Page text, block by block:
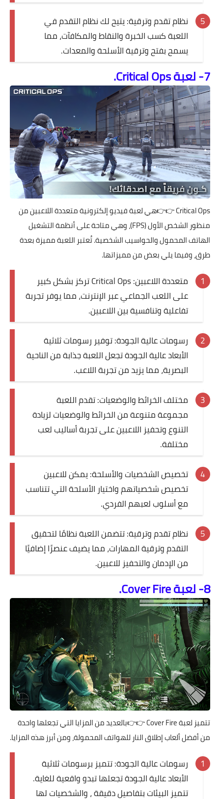
نظام تقدم وترقية: يتيح لك نظام التقدم في
اللعبة كسب الخبرة والنقاط والمكافآت، مما
يسمح بفتح وترقية الأسلحة والمعدات.
7- لعبة Critical Ops.
Critical Ops👉👉هي لعبة فيديو إلكترونية متعددة اللاعبين من
منظور الشخص الأول (FPS)، وهي متاحة على أنظمة التشغيل
الهاتف المحمول والحواسيب الشخصية. تُعتبر اللعبة مميزة بعدة
طرق، وفيما يلي بعض من مميزاتها.
متعددة اللاعبين: Critical Ops تركز بشكل كبير
على اللعب الجماعي عبر الإنترنت، مما يوفر تجربة
تفاعلية وتنافسية بين اللاعبين.
رسومات عالية الجودة: توفير رسومات ثلاثية
الأبعاد عالية الجودة تجعل اللعبة جذابة من الناحية
البصرية، مما يزيد من تجربة اللاعب.
مختلف الخرائط والوضعيات: تقدم اللعبة
مجموعة متنوعة من الخرائط والوضعيات لزيادة
التنوع وتحفيز اللاعبين على تجربة أساليب لعب
مختلفة.
تخصيص الشخصيات والأسلحة: يمكن للاعبين
تخصيص شخصياتهم واختيار الأسلحة التي تتناسب
مع أسلوب لعبهم الفردي.
نظام تقدم وترقية: تتضمن اللعبة نظامًا لتحقيق
التقدم وترقية المهارات، مما يضيف عنصرًا إضافيًا
من الإدمان والتحفيز للاعبين.
8- لعبة Cover Fire.
تتميز لعبةCover Fire👉👉بالعديد من المزايا التي تجعلها واحدة
من أفضل ألعاب إطلاق النار للهواتف المحمولة، ومن أبرز هذه المزايا.
رسومات عالية الجودة: تتميز برسومات ثلاثية
الأبعاد عالية الجودة تجعلها تبدو واقعية للغاية.
تتميز البيئات بتفاصيل دقيقة ، والشخصيات لها